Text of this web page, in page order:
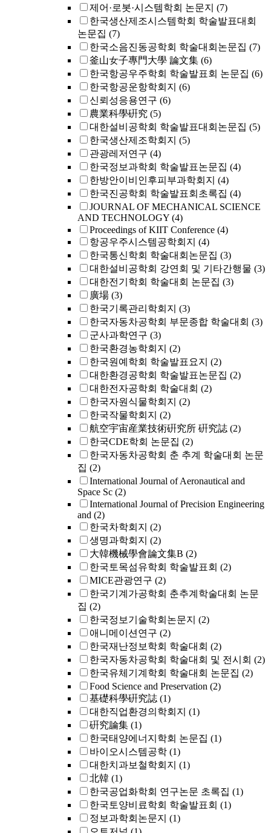
제어·로봇·시스템학회 논문지 (7)
한국생산제조시스템학회 학술발표대회
논문집 (7)
한국소음진동공학회 학술대회논문집 (7)
釜山女子專門大學 論文集 (6)
한국항공우주학회 학술발표회 논문집 (6)
한국항공운항학회지 (6)
신뢰성응용연구 (6)
農業科學硏究 (5)
대한설비공학회 학술발표대회논문집 (5)
한국생산제조학회지 (5)
관광레저연구 (4)
한국정보과학회 학술발표논문집 (4)
한방안이비인후피부과학회지 (4)
한국진공학회 학술발표회초록집 (4)
JOURNAL OF MECHANICAL SCIENCE
AND TECHNOLOGY (4)
Proceedings of KIIT Conference (4)
항공우주시스템공학회지 (4)
한국통신학회 학술대회논문집 (3)
대한설비공학회 강연회 및 기타간행물 (3)
대한전기학회 학술대회 논문집 (3)
廣場 (3)
한국기록관리학회지 (3)
한국자동차공학회 부문종합 학술대회 (3)
군사과학연구 (3)
한국환경농학회지 (2)
한국원예학회 학술발표요지 (2)
대한환경공학회 학술발표논문집 (2)
대한전자공학회 학술대회 (2)
한국자원식물학회지 (2)
한국작물학회지 (2)
航空宇宙産業技術硏究所 硏究誌 (2)
한국CDE학회 논문집 (2)
한국자동차공학회 춘 추계 학술대회 논문
집 (2)
International Journal of Aeronautical and
Space Sc (2)
International Journal of Precision Engineering
and (2)
한국차학회지 (2)
생명과학회지 (2)
大韓機械學會論文集B (2)
한국토목섬유학회 학술발표회 (2)
MICE관광연구 (2)
한국기계가공학회 춘추계학술대회 논문
집 (2)
한국정보기술학회논문지 (2)
애니메이션연구 (2)
한국재난정보학회 학술대회 (2)
한국자동차공학회 학술대회 및 전시회 (2)
한국유체기계학회 학술대회 논문집 (2)
Food Science and Preservation (2)
基礎科學硏究誌 (1)
대한직업환경의학회지 (1)
硏究論集 (1)
한국태양에너지학회 논문집 (1)
바이오시스템공학 (1)
대한치과보철학회지 (1)
北韓 (1)
한국공업화학회 연구논문 초록집 (1)
한국토양비료학회 학술발표회 (1)
정보과학회논문지 (1)